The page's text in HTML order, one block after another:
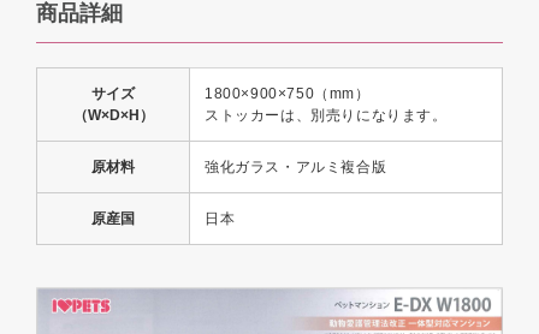
商品詳細
サイズ
（W×D×H）
1800×900×750（mm）
ストッカーは、別売りになります。
原材料 強化ガラス・アルミ複合版
原産国 日本